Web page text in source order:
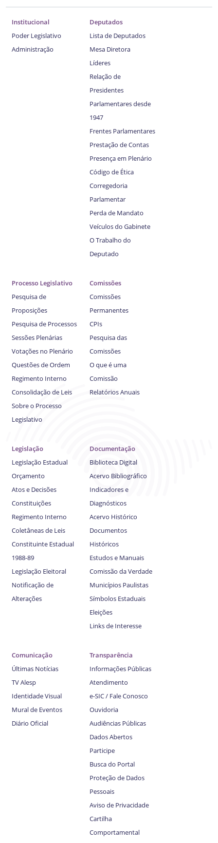
Institucional
Poder Legislativo
Administração
Deputados
Lista de Deputados
Mesa Diretora
Líderes
Relação de
Presidentes
Parlamentares desde
1947
Frentes Parlamentares
Prestação de Contas
Presença em Plenário
Código de Ética
Corregedoria
Parlamentar
Perda de Mandato
Veículos do Gabinete
O Trabalho do
Deputado
Processo Legislativo
Pesquisa de
Proposições
Pesquisa de Processos
Sessões Plenárias
Votações no Plenário
Questões de Ordem
Regimento Interno
Consolidação de Leis
Sobre o Processo
Legislativo
Comissões
Comissões
Permanentes
CPIs
Pesquisa das
Comissões
O que é uma
Comissão
Relatórios Anuais
Legislação
Legislação Estadual
Orçamento
Atos e Decisões
Constituições
Regimento Interno
Coletâneas de Leis
Constituinte Estadual
1988-89
Legislação Eleitoral
Notificação de
Alterações
Documentação
Biblioteca Digital
Acervo Bibliográfico
Indicadores e
Diagnósticos
Acervo Histórico
Documentos
Históricos
Estudos e Manuais
Comissão da Verdade
Municípios Paulistas
Símbolos Estaduais
Eleições
Links de Interesse
Comunicação
Últimas Notícias
TV Alesp
Identidade Visual
Mural de Eventos
Diário Oficial
Transparência
Informações Públicas
Atendimento
e-SIC / Fale Conosco
Ouvidoria
Audiências Públicas
Dados Abertos
Participe
Busca do Portal
Proteção de Dados
Pessoais
Aviso de Privacidade
Cartilha
Comportamental